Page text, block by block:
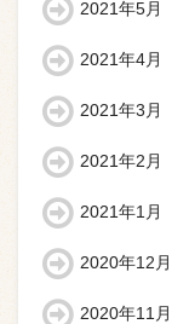
2021年5月
2021年4月
2021年3月
2021年2月
2021年1月
2020年12月
2020年11月